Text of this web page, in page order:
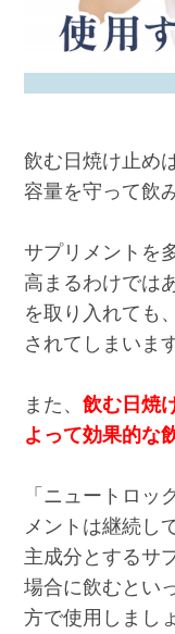
飲む日焼け止め
容量を守って飲
サプリメントを
高まるわけでは
を取り入れても
されてしまいます
また、 飲む日焼
よって効果的な
「ニュートロッ
メントは継続し
主成分とするサ
場合に飲むとい
方で使用しまし